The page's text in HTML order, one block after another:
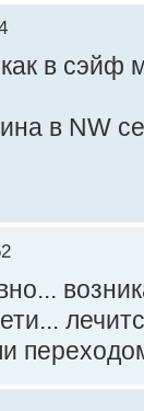
в сэйф
в NW